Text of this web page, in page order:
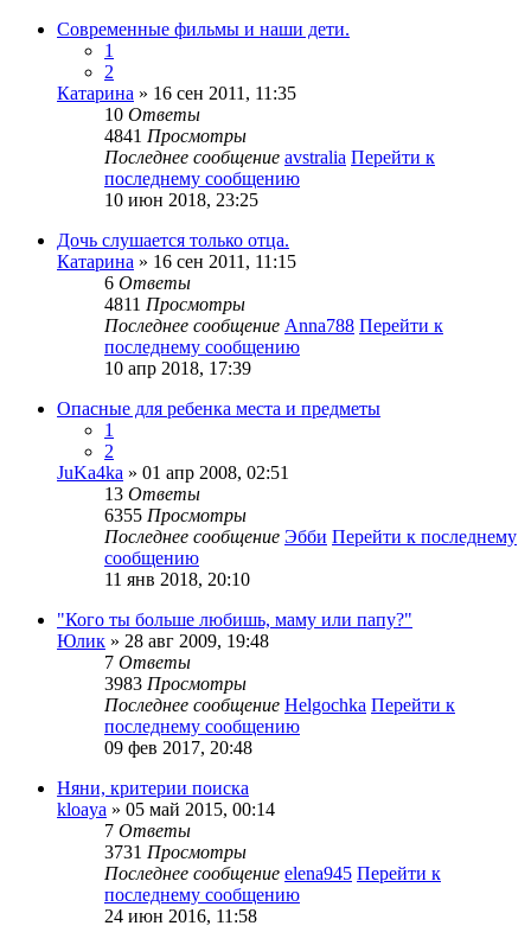
Современные фильмы и наши дети.
1
2
Катарина » 16 сен 2011, 11:35
10 Ответы
4841 Просмотры
Последнее сообщение avstralia Перейти к
последнему сообщению
10 июн 2018, 23:25
Дочь слушается только отца.
Катарина » 16 сен 2011, 11:15
6 Ответы
4811 Просмотры
Последнее сообщение Anna788 Перейти к
последнему сообщению
10 апр 2018, 17:39
Опасные для ребенка места и предметы
1
2
JuKa4ka » 01 апр 2008, 02:51
13 Ответы
6355 Просмотры
Последнее сообщение Эбби Перейти к последнему
сообщению
11 янв 2018, 20:10
"Кого ты больше любишь, маму или папу?"
Юлик » 28 авг 2009, 19:48
7 Ответы
3983 Просмотры
Последнее сообщение Helgochka Перейти к
последнему сообщению
09 фев 2017, 20:48
Няни, критерии поиска
kloaya » 05 май 2015, 00:14
7 Ответы
3731 Просмотры
Последнее сообщение elena945 Перейти к
последнему сообщению
24 июн 2016, 11:58